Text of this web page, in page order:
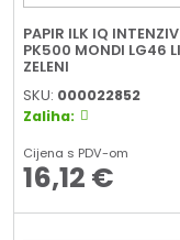
PAPIR ILK IQ INTENZIV A4
PK500 MONDI LG46
ZELENI
SKU: 000022852
Zaliha:
Cijena s PDV-om
16,12 €